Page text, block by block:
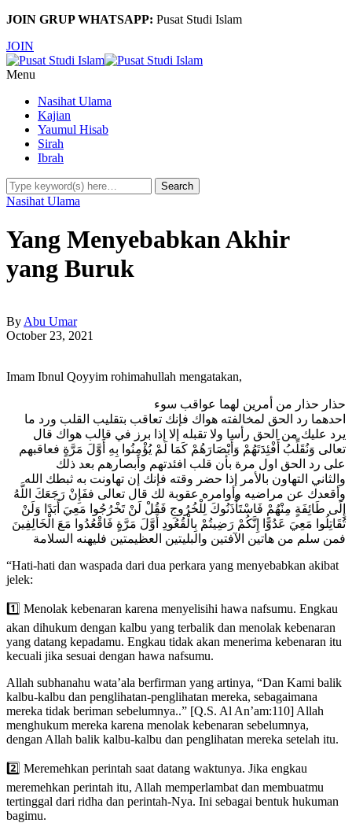
JOIN GRUP WHATSAPP: Pusat Studi Islam
JOIN
Menu
Nasihat Ulama
Kajian
Yaumul Hisab
Sirah
Ibrah
Nasihat Ulama
Yang Menyebabkan Akhir
yang Buruk
By Abu Umar
October 23, 2021
Imam Ibnul Qoyyim rohimahullah mengatakan,
حذار حذار من أمرين لهما عواقب سوء
احدهما رد الحق لمخالفته هواك فإنك تعاقب بتقليب القلب ورد ما
يرد عليك من الحق رأسا ولا تقبله إلا إذا برز في قالب هواك قال
تعالى وَنُقَلِّبُ أَفْئِدَتَهُمْ وَأَبْصَارَهُمْ كَمَا لَمْ يُؤْمِنُوا بِهِ أَوَّلَ مَرَّةٍ فعاقبهم
على رد الحق اول مرة بأن قلب افئدتهم وأبصارهم بعد ذلك
والثاني التهاون بالأمر إذا حضر وقته فإنك إن تهاونت به ثبطك الله
وأقعدك عن مراضيه وأوامره عقوبة لك قال تعالى ففَإِنْ رَجَعَكَ اللَّهُ
إِلَى طَائِفَةٍ مِنْهُمْ فَاسْتَأْذَنُوكَ لِلْخُرُوجِ فَقُلْ لَنْ تَخْرُجُوا مَعِيَ أَبَدًا وَلَنْ
تُقَاتِلُوا مَعِيَ عَدُوًّا إِنَّكُمْ رَضِيتُمْ بِالْقُعُودِ أَوَّلَ مَرَّةٍ فَاقْعُدُوا مَعَ الْخَالِفِينَ
فمن سلم من هاتين الآفتين والبليتين العظيمتين فليهنه السلامة
“Hati-hati dan waspada dari dua perkara yang menyebabkan akibat
jelek:
1️⃣ Menolak kebenaran karena menyelisihi hawa nafsumu. Engkau
akan dihukum dengan kalbu yang terbalik dan menolak kebenaran
yang datang kepadamu. Engkau tidak akan menerima kebenaran itu
kecuali jika sesuai dengan hawa nafsumu.
Allah subhanahu wata’ala berfirman yang artinya, “Dan Kami balik
kalbu-kalbu dan penglihatan-penglihatan mereka, sebagaimana
mereka tidak beriman sebelumnya..” [Q.S. Al An’am:110] Allah
menghukum mereka karena menolak kebenaran sebelumnya,
dengan Allah balik kalbu-kalbu dan penglihatan mereka setelah itu.
2️⃣ Meremehkan perintah saat datang waktunya. Jika engkau
meremehkan perintah itu, Allah memperlambat dan membuatmu
tertinggal dari ridha dan perintah-Nya. Ini sebagai bentuk hukuman
bagimu.